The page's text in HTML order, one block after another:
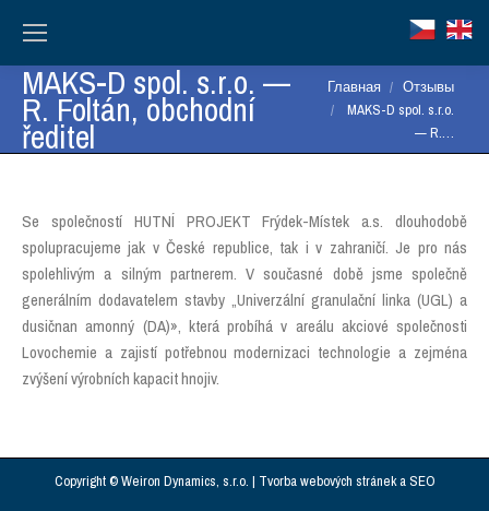
MAKS-D spol. s.r.o. —
R. Foltán, obchodní
ředitel
Вы здесь:
Главная
Отзывы
MAKS-D spol. s.r.o.
— R.…
Se společností HUTNÍ PROJEKT Frýdek-Místek a.s. dlouhodobě
spolupracujeme jak v České republice, tak i v zahraničí. Je pro nás
spolehlivým a silným partnerem. V současné době jsme společně
generálním dodavatelem stavby „Univerzální granulační linka (UGL) a
dusičnan amonný (DA)», která probíhá v areálu akciové společnosti
Lovochemie a zajistí potřebnou modernizaci technologie a zejména
zvýšení výrobních kapacit hnojiv.
Copyright © Weiron Dynamics, s.r.o. | Tvorba webových stránekaSEO